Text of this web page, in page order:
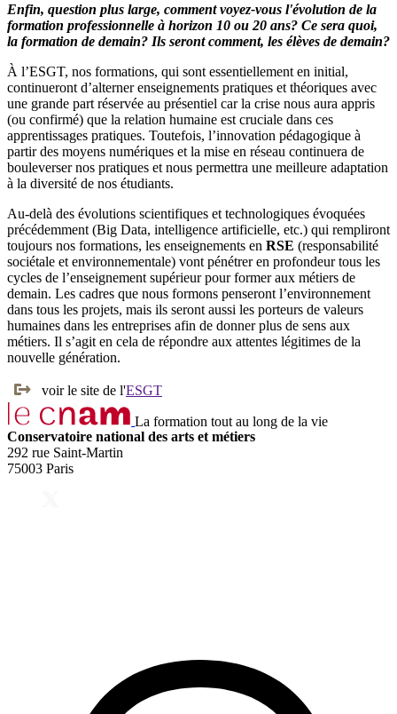
Enfin, question plus large, comment voyez-vous l'évolution de la
formation professionnelle à horizon 10 ou 20 ans? Ce sera quoi,
la formation de demain? Ils seront comment, les élèves de demain?
À l’ESGT, nos formations, qui sont essentiellement en initial,
continueront d’alterner enseignements pratiques et théoriques avec
une grande part réservée au présentiel car la crise nous aura appris
(ou confirmé) que la relation humaine est cruciale dans ces
apprentissages pratiques. Toutefois, l’innovation pédagogique à
partir des moyens numériques et la mise en réseau continuera de
bouleverser nos pratiques et nous permettra une meilleure adaptation
à la diversité de nos étudiants.
Au-delà des évolutions scientifiques et technologiques évoquées
précédemment (Big Data, intelligence artificielle, etc.) qui rempliront
toujours nos formations, les enseignements en RSE (responsabilité
sociétale et environnementale) vont pénétrer en profondeur tous les
cycles de l’enseignement supérieur pour former aux métiers de
demain. Les cadres que nous formons penseront l’environnement
dans tous les projets, mais ils seront aussi les porteurs de valeurs
humaines dans les entreprises afin de donner plus de sens aux
métiers. Il s’agit en cela de répondre aux attentes légitimes de la
nouvelle génération.
voir le site de l'ESGT
La formation tout au long de la vie
Conservatoire national des arts et métiers
292 rue Saint-Martin
75003 Paris